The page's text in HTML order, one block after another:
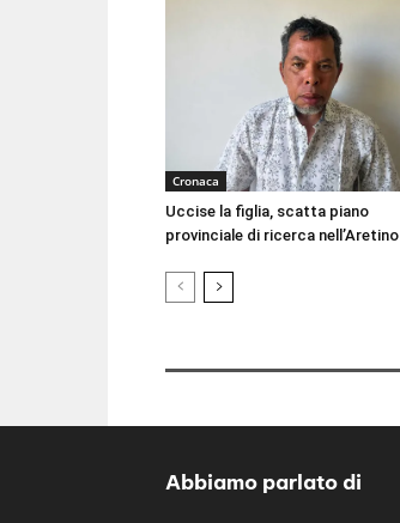
Cronaca
Uccise la figlia, scatta piano
provinciale di ricerca nell’Aretino
Abbiamo parlato di